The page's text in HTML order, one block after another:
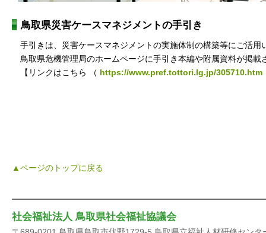
鳥取県災害ケースマネジメントの手引き
手引きは、災害ケースマネジメントの実施体制の構築等にご活用
鳥取県危機管理局のホームページに手引き本編や附属資料が掲載
【リンクはこちら （ https://www.pref.tottori.lg.jp/305710.htm
▲ページのトップに戻る
社会福祉法人 鳥取県社会福祉協議会